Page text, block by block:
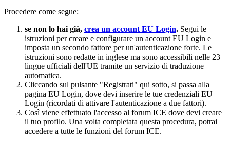
Procedere come segue:
se non lo hai già, crea un account EU Login. Segui le
istruzioni per creare e configurare un account EU Login e
imposta un secondo fattore per un'autenticazione forte. Le
istruzioni sono redatte in inglese ma sono accessibili nelle 23
lingue ufficiali dell'UE tramite un servizio di traduzione
automatica.
Cliccando sul pulsante "Registrati" qui sotto, si passa alla
pagina EU Login, dove devi inserire le tue credenziali EU
Login (ricordati di attivare l'autenticazione a due fattori).
Così viene effettuato l'accesso al forum ICE dove devi creare
il tuo profilo. Una volta completata questa procedura, potrai
accedere a tutte le funzioni del forum ICE.